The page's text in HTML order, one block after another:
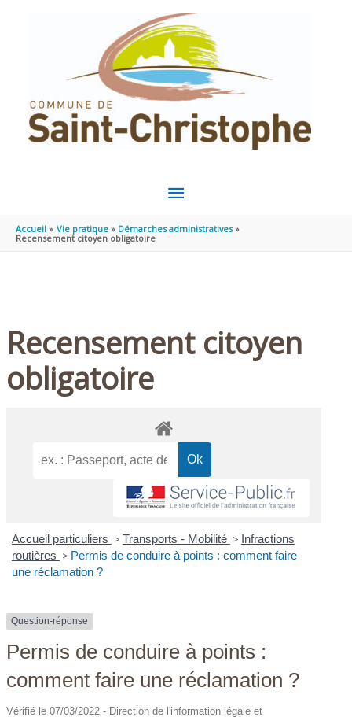
MENU
PRINCIPAL
Accueil Vie pratique
Démarches administratives
Recensement citoyen obligatoire
Recensement citoyen
obligatoire
Accueil particuliers > Transports - Mobilité > Infractions
routières > Permis de conduire à points : comment faire
une réclamation ?
Question-réponse
Permis de conduire à points :
comment faire une réclamation ?
Vérifié le 07/03/2022 - Direction de l'information légale et